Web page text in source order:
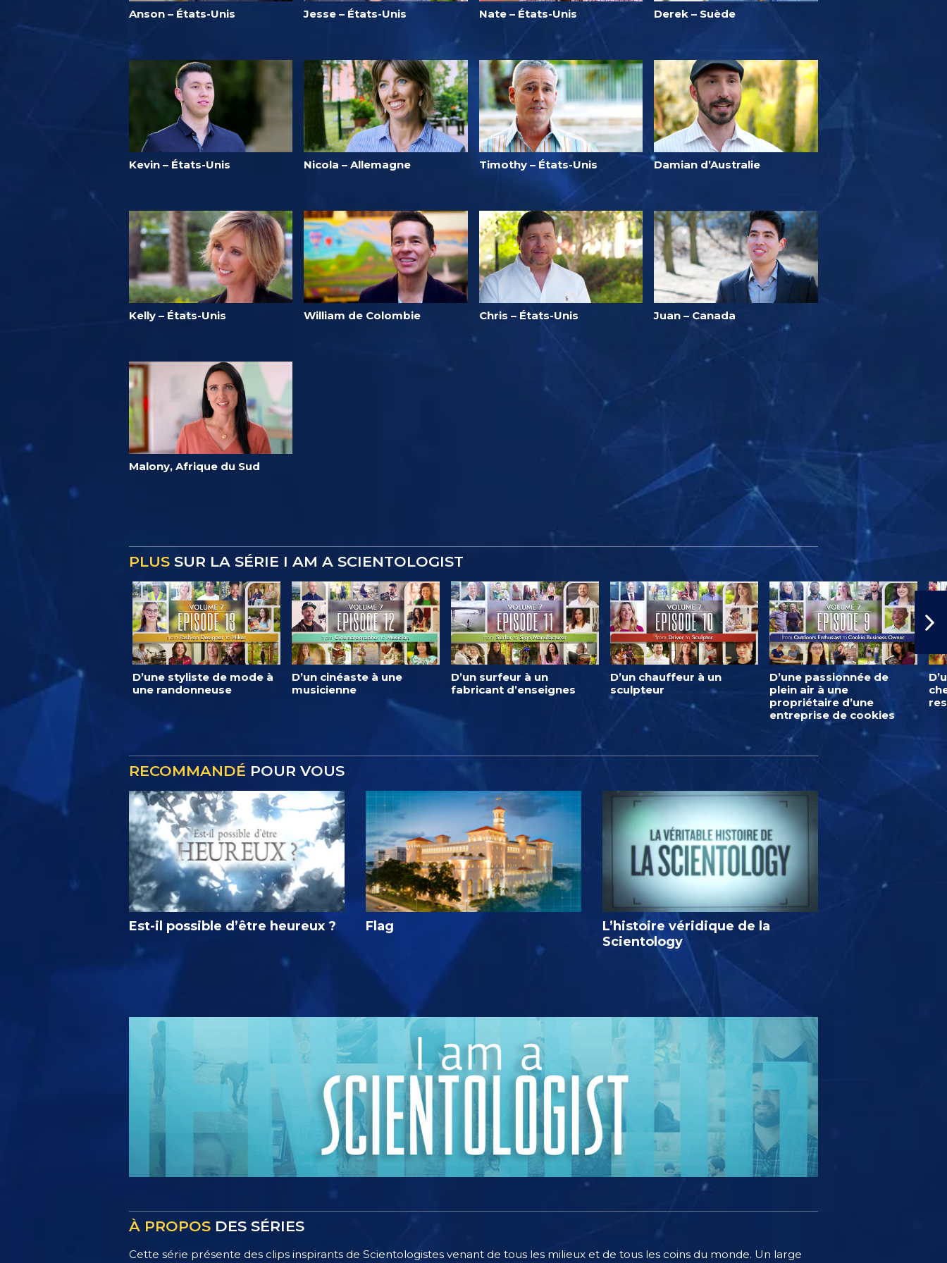
Anson – États-Unis Jesse – États-Unis Nate – États-Unis Derek – Suède
Kevin – États-Unis Nicola – Allemagne Timothy – États-Unis Damian d’Australie
Kelly – États-Unis William de Colombie Chris – États-Unis Juan – Canada
Malony, Afrique du Sud
PLUS SUR LA SÉRIE I AM A SCIENTOLOGIST
D’une styliste de mode à
une randonneuse
D’un cinéaste à une
musicienne
D’un surfeur à un
fabricant d’enseignes
D’un chauffeur à un
sculpteur
D’une passionnée de
plein air à une
propriétaire d’une
entreprise de cookies
RECOMMANDÉ POUR VOUS
Est-il possible d’être heureux ? Flag
L’histoire véridique de la
Scientology
À PROPOS DES SÉRIES
Cette série présente des clips inspirants de Scientologistes venant de tous les milieux et de tous les coins du monde. Un large